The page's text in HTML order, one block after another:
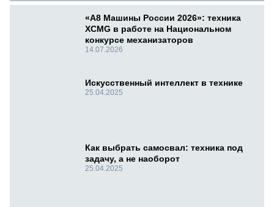
«А8 Машины России 2026»: техника
XCMG в работе на Национальном
конкурсе механизаторов
14.07.2026
Искусственный интеллект в технике
25.04.2025
Как выбрать самосвал: техника под
задачу, а не наоборот
25.04.2025